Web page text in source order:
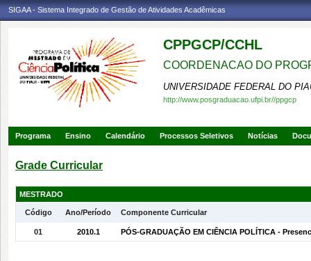
SIGAA - Sistema Integrado de Gestão de Atividades Acadêmicas
CPPGCP/CCHL
COORDENACAO DO
UNIVERSIDADE FEDERAL DO
http://www.posgraduacao.ufpi.br//ppgcp
Programa Ensino Calendário Processos Seletivos Notícias
Grade Curricular
MESTRADO
Código Ano/Período Componente Curricular
01 2010.1 PÓS-GRADUAÇÃO EM CIÊNCIA POLÍTICA -